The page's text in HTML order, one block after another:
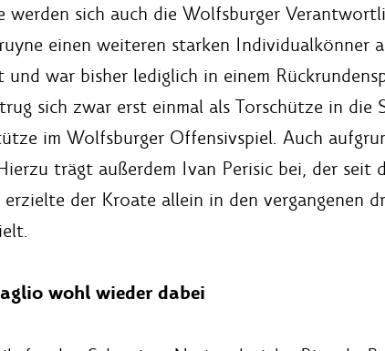
werden sich auch die Wolfsburger
einen weiteren starken Individualkönner
war bisher lediglich in einem
sich zwar erst einmal als Torschütze in
im Wolfsburger Offensivspiel. Auch
trägt außerdem Ivan Perisic bei, der
der Kroate allein in den vergangenen
wohl wieder dabei